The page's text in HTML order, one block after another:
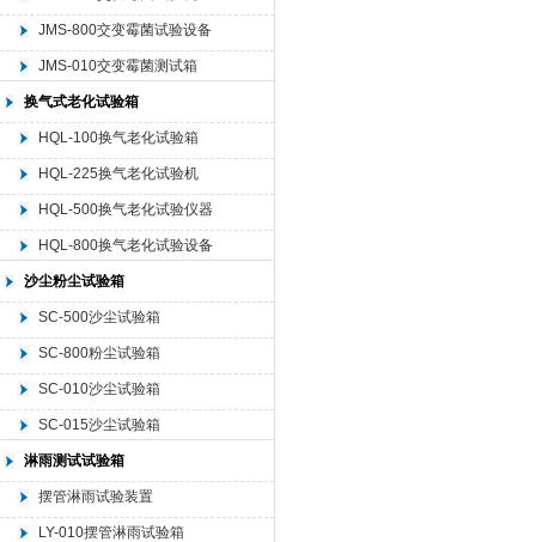
JMS-800交变霉菌试验设备
JMS-010交变霉菌测试箱
换气式老化试验箱
HQL-100换气老化试验箱
HQL-225换气老化试验机
HQL-500换气老化试验仪器
HQL-800换气老化试验设备
沙尘粉尘试验箱
SC-500沙尘试验箱
SC-800粉尘试验箱
SC-010沙尘试验箱
SC-015沙尘试验箱
淋雨测试试验箱
摆管淋雨试验装置
LY-010摆管淋雨试验箱